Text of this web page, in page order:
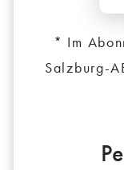
* Im
Salzburg-